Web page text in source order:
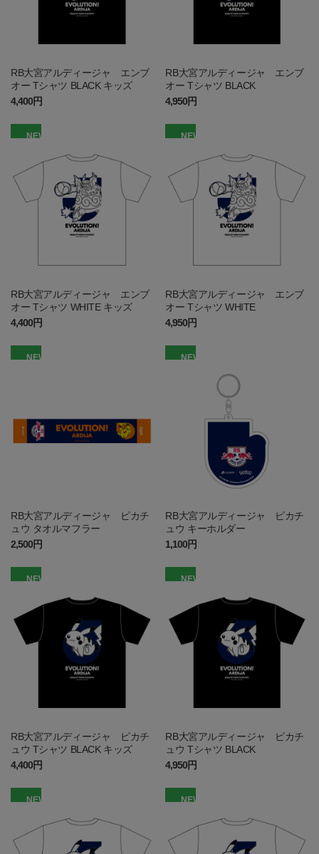
RB大宮アルディージャ エンブ
オー Tシャツ BLACK キッズ
4,400円
RB大宮アルディージャ エンブ
オー Tシャツ BLACK
4,950円
NEW
RB大宮アルディージャ エンブ
オー Tシャツ WHITE キッズ
4,400円
NEW
RB大宮アルディージャ エンブ
オー Tシャツ WHITE
4,950円
NEW
RB大宮アルディージャ ピカチ
ュウ タオルマフラー
2,500円
NEW
RB大宮アルディージャ ピカチ
ュウ キーホルダー
1,100円
NEW
RB大宮アルディージャ ピカチ
ュウ Tシャツ BLACK キッズ
4,400円
NEW
RB大宮アルディージャ ピカチ
ュウ Tシャツ BLACK
4,950円
NEW NEW